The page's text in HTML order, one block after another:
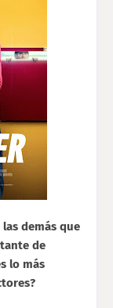
las demás que
de
lo más